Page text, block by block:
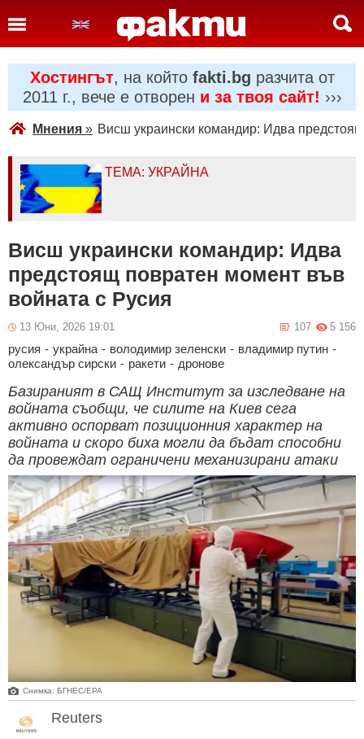
Хостингът, на който fakti.bg разчита от
2011 г., вече е отворен и за твоя сайт! ›››
Мнения » Висш украински командир: Идва
ТЕМА: УКРАЙНА
Висш украински командир: Идва
предстоящ повратен момент във
войната с Русия
13 Юни, 2026 19:01 5 156
107
русия - украйна - володимир зеленски - владимир путин -
олександър сирски - ракети - дронове
Базираният в САЩ Институт за изследване на
войната съобщи, че силите на Киев сега
активно оспорват позиционния характер на
войната и скоро биха могли да бъдат способни
да провеждат ограничени механизирани атаки
Снимка: БГНЕС/ЕРА
Reuters